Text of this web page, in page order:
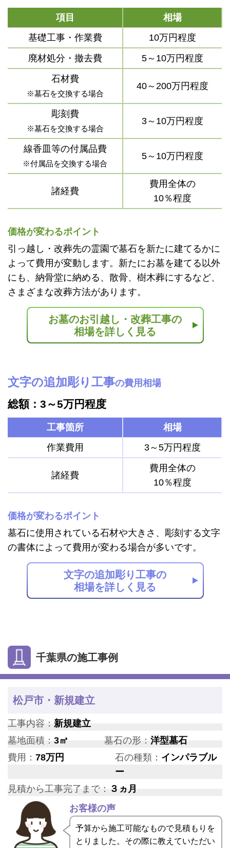
項目
相場
基礎工事・作業費
10万円程度
廃材処分・撤去費
5～10万円程度
石材費
※墓石を交換する場合
40～200万円程度
彫刻費
※墓石を交換する場合
3～10万円程度
線香皿等の付属品費
※付属品を交換する場合
5～10万円程度
諸経費
費用全体の
10％程度
価格が変わるポイント
引っ越し・改葬先の霊園で墓石を新たに建てるかに
よって費用が変動します。新たにお墓を建てる以外
にも、納骨堂に納める、散骨、樹木葬にするなど、
さまざまな改葬方法があります。
お墓のお引越し・改葬工事の
相場を詳しく見る
文字の追加彫り工事の費用相場
総額：3～5万円程度
工事箇所
相場
作業費用
3～5万円程度
諸経費
費用全体の
10％程度
価格が変わるポイント
墓石に使用されている石材や大きさ、彫刻する文字
の書体によって費用が変わる場合が多いです。
文字の追加彫り工事の
相場を詳しく見る
千葉県の施工事例
松戸市・新規建立
工事内容： 新規建立
墓地面積： 3㎡ 墓石の形：洋型墓石
費用： 78万円 石の種類： インパラブル
ー
見積から工事完了まで： ３ヵ月
お客様の声
予算から施工可能なもので見積もりを
とりました。その際に教えていただい